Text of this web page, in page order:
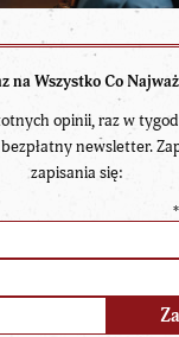
na Wszystko Co
opinii, raz w
newsletter.
zapisania się:
*